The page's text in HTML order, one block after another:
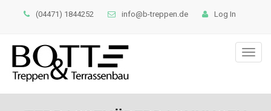
(04471) 1844252 info@b-treppen.de Log In